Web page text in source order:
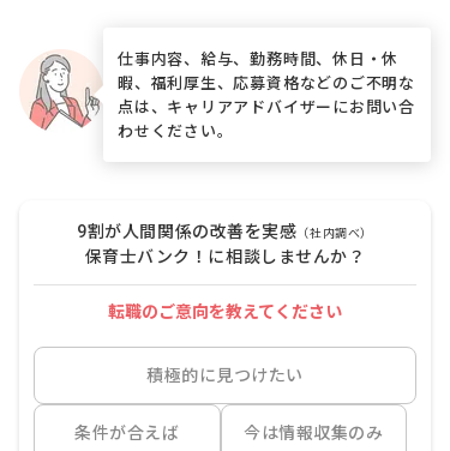
仕事内容、給与、勤務時間、休日・休
暇、福利厚生、応募資格などのご不明な
点は、キャリアアドバイザーにお問い合
わせください。
9割が人間関係の改善を実感 （社内調べ）
保育士バンク！に相談しませんか？
転職のご意向を教えてください
積極的に見つけたい
条件が合えば 今は情報収集のみ